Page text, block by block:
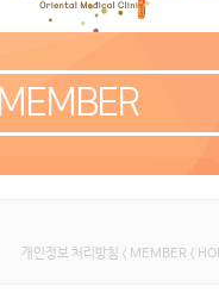
MEMBER
개인정보 처리방침 < MEMBER <